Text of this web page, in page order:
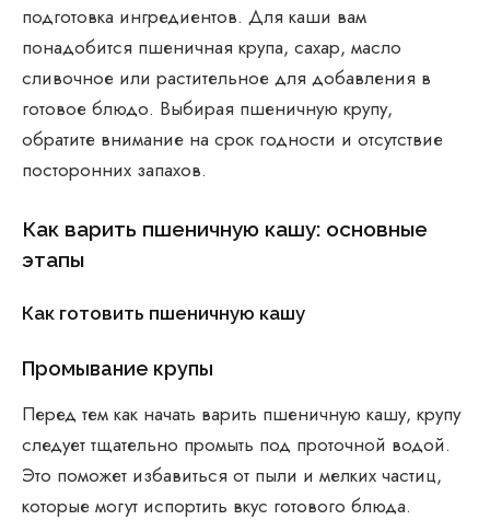
подготовка ингредиентов. Для каши вам
понадобится пшеничная крупа, сахар, масло
сливочное или растительное для добавления в
готовое блюдо. Выбирая пшеничную крупу,
обратите внимание на срок годности и отсутствие
посторонних запахов.
Как варить пшеничную кашу: основные
этапы
Как готовить пшеничную кашу
Промывание крупы
Перед тем как начать варить пшеничную кашу, крупу
следует тщательно промыть под проточной водой.
Это поможет избавиться от пыли и мелких частиц,
которые могут испортить вкус готового блюда.